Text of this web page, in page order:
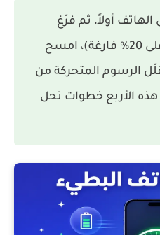
أولاً، ثم فرّغ
مساحة التخزين (احرص على 20% فارغة)، امسح
الرسوم المتحركة من
هذه الأربع خطوات تحل